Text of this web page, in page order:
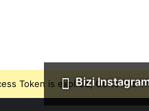
Bizi
Token is expired, Go to the